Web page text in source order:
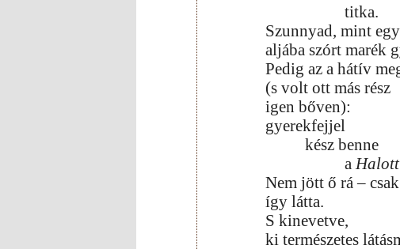
titka.
Szunnyad, mint
aljába szórt marék
Pedig az a hátív
(s volt ott más rész
igen bőven):
gyerekfejjel
kész benne
a
Nem jött ő rá – csak
így látta.
S kinevetve,
ki természetes